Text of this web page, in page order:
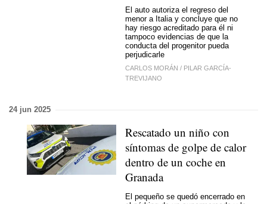
El auto autoriza el regreso del
menor a Italia y concluye que no
hay riesgo acreditado para él ni
tampoco evidencias de que la
conducta del progenitor pueda
perjudicarle
CARLOS MORÁN / PILAR GARCÍA-
TREVIJANO
24 jun 2025
Rescatado un niño con
síntomas de golpe de calor
dentro de un coche en
Granada
El pequeño se quedó encerrado en